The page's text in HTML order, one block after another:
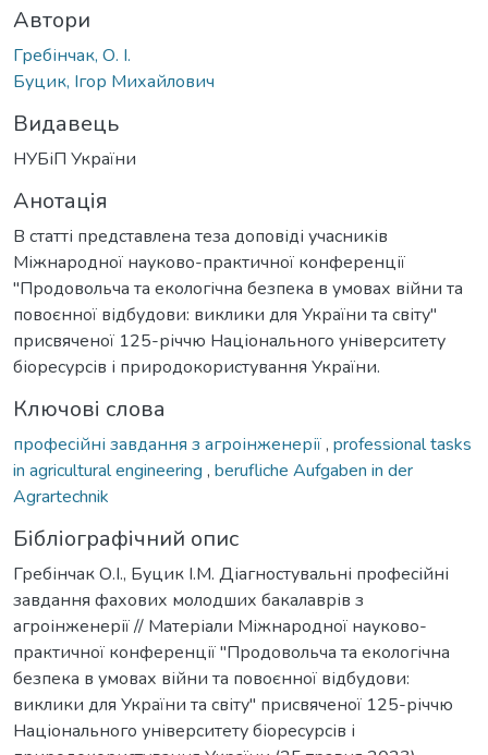
Автори
Гребінчак, О. І.
Буцик, Ігор Михайлович
Видавець
НУБіП України
Анотація
В статті представлена теза доповіді учасників
Міжнародної науково-практичної конференції
"Продовольча та екологічна безпека в умовах війни та
повоєнної відбудови: виклики для України та світу"
присвяченої 125-річчю Національного університету
біоресурсів і природокористування України.
Ключові слова
професійні завдання з агроінженерії, professional tasks
in agricultural engineering , berufliche Aufgaben in der
Agrartechnik
Бібліографічний опис
Гребінчак О.І., Буцик І.М. Діагностувальні професійні
завдання фахових молодших бакалаврів з
агроінженерії // Матеріали Міжнародної науково-
практичної конференції "Продовольча та екологічна
безпека в умовах війни та повоєнної відбудови:
виклики для України та світу" присвяченої 125-річчю
Національного університету біоресурсів і